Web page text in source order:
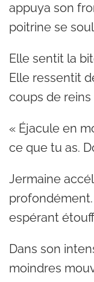
appuya son
poitrine se
Elle sentit la
Elle ressentit
coups de reins
« Éjacule en
ce que tu as.
Jermaine
espérant
Dans son
moindres